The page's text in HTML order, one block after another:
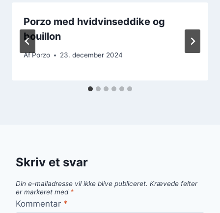
Porzo med hvidvinseddike og
bouillon
AfPorzo 23. december 2024
Skriv et svar
Din e-mailadresse vil ikke blive publiceret. Krævede felter
er markeret med *
Kommentar *